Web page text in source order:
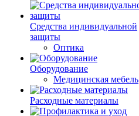
Средства индивидуальной
защиты
Оптика
Оборудование
Медицинская мебель
Расходные материалы